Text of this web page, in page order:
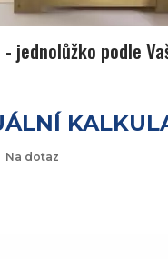
jednolůžko podle
Na dotaz